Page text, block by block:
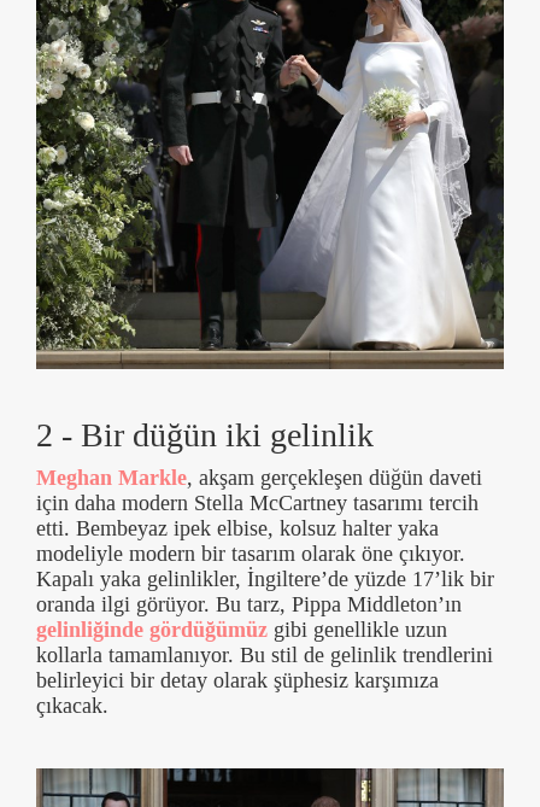
2 - Bir düğün iki gelinlik
Meghan Markle, akşam gerçekleşen düğün daveti
için daha modern Stella McCartney tasarımı tercih
etti. Bembeyaz ipek elbise, kolsuz halter yaka
modeliyle modern bir tasarım olarak öne çıkıyor.
Kapalı yaka gelinlikler, İngiltere’de yüzde 17’lik bir
oranda ilgi görüyor. Bu tarz, Pippa Middleton’ın
gelinliğinde gördüğümüz gibi genellikle uzun
kollarla tamamlanıyor. Bu stil de gelinlik trendlerini
belirleyici bir detay olarak şüphesiz karşımıza
çıkacak.